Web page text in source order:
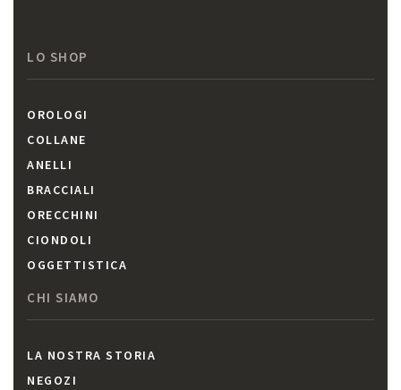
LO SHOP
OROLOGI
COLLANE
ANELLI
BRACCIALI
ORECCHINI
CIONDOLI
OGGETTISTICA
CHI SIAMO
LA NOSTRA STORIA
NEGOZI